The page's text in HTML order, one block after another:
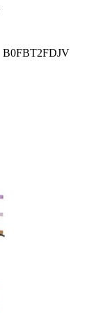
B0FBT2FDJV